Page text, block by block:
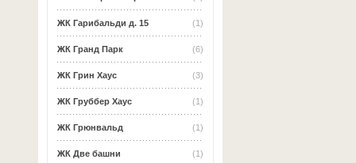
(1)
ЖК Гарибальди д. 15
(6)
ЖК Гранд Парк
(3)
ЖК Грин Хаус
(1)
ЖК Груббер Хаус
(1)
ЖК Грюнвальд
(1)
ЖК Две башни